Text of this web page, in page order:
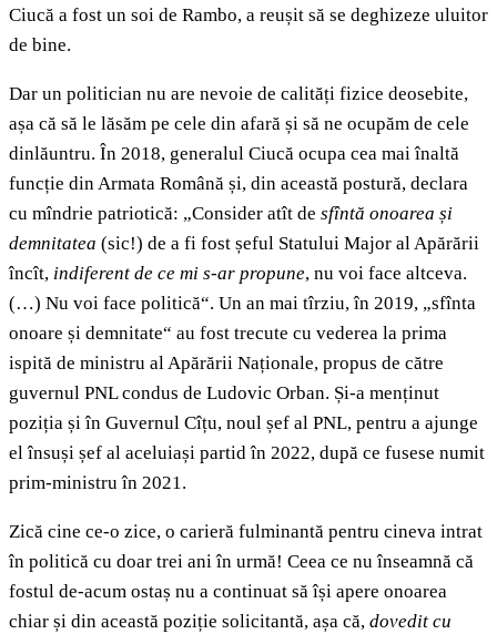
Ciucă a fost un soi de Rambo, a reușit să se deghizeze uluitor
de bine.
Dar un politician nu are nevoie de calități fizice deosebite,
așa că să le lăsăm pe cele din afară și să ne ocupăm de cele
dinlăuntru. În 2018, generalul Ciucă ocupa cea mai înaltă
funcție din Armata Română și, din această postură, declara
cu mîndrie patriotică: „Consider atît de sfîntă onoarea și
demnitatea (sic!) de a fi fost șeful Statului Major al Apărării
încît, indiferent de ce mi s-ar propune, nu voi face altceva.
(…) Nu voi face politică“. Un an mai tîrziu, în 2019, „sfînta
onoare și demnitate“ au fost trecute cu vederea la prima
ispită de ministru al Apărării Naționale, propus de către
guvernul PNL condus de Ludovic Orban. Și-a menținut
poziția și în Guvernul Cîțu, noul șef al PNL, pentru a ajunge
el însuși șef al aceluiași partid în 2022, după ce fusese numit
prim-ministru în 2021.
Zică cine ce-o zice, o carieră fulminantă pentru cineva intrat
în politică cu doar trei ani în urmă! Ceea ce nu înseamnă că
fostul de-acum ostaș nu a continuat să își apere onoarea
chiar și din această poziție solicitantă, așa că, dovedit cu